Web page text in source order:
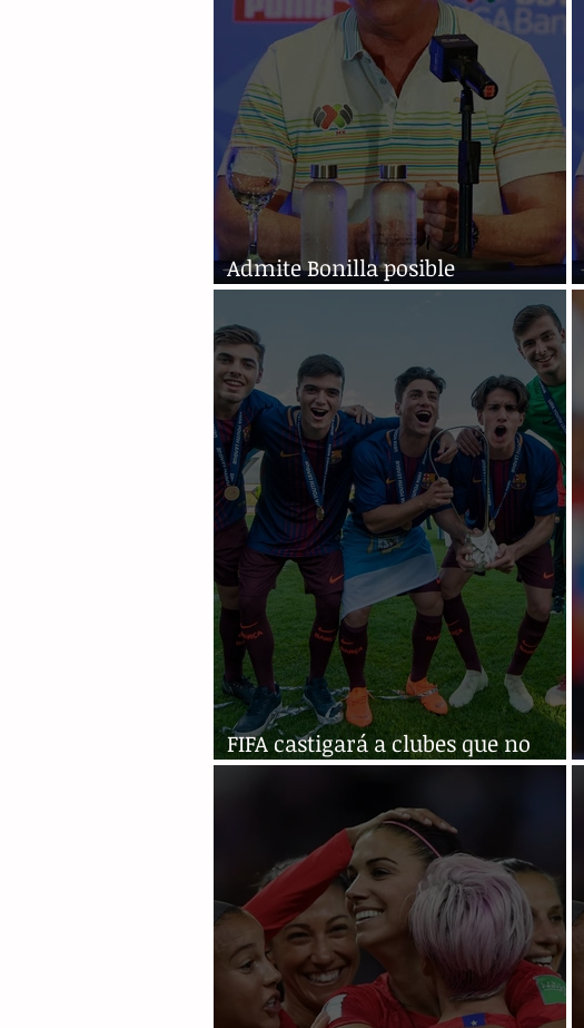
Admite Bonilla posible
desafiliación
FIFA castigará a clubes que no
paguen